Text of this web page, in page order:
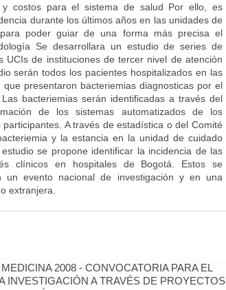
y costos para el sistema de salud Por ello, es
durante los últimos años en las unidades de
poder guiar de una forma más precisa el
Se desarrollara un estudio de series de
de instituciones de tercer nivel de atención
serán todos los pacientes hospitalizados en las
presentaron bacteriemias diagnosticas por el
bacteriemias serán identificadas a través del
de los sistemas automatizados de los
A través de estadística o del Comité
y la estancia en la unidad de cuidado
se propone identificar la incidencia de las
clínicos en hospitales de Bogotá. Estos se
un evento nacional de investigación y en una
extranjera.
2008 - CONVOCATORIA PARA EL
INVESTIGACIÓN A TRAVÉS DE PROYECTOS